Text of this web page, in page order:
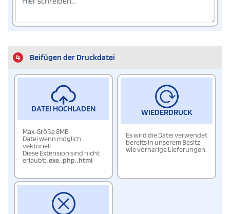
4 Beifügen der Druckdatei
DATEI HOCHLADEN
Max. Größe 8MB
Datei wenn möglich
vektoriell
Diese Extension sind nicht
erlaubt:.exe,.php,.html
WIEDERDRUCK
Es wird die Datei verwendet
bereits in unserem Besitz
wie vorherige Lieferungen.